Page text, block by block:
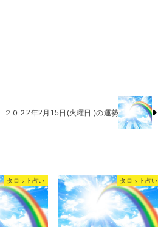
２０２2年2月15日(火曜日 )の運勢
タロット占い タロット占い